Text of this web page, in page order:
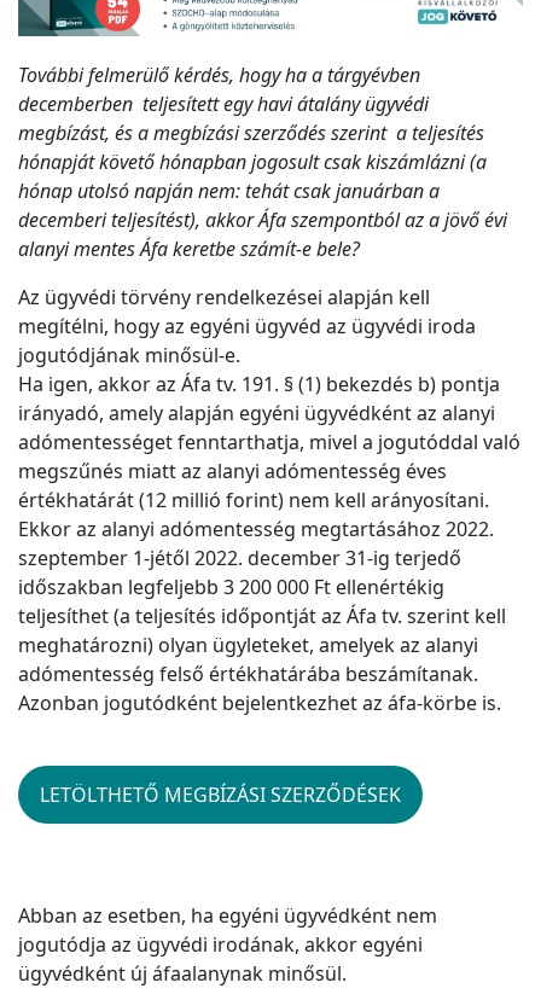
További felmerülő kérdés, hogy ha a tárgyévben
decemberben teljesített egy havi átalány ügyvédi
megbízást, és a megbízási szerződés szerint a teljesítés
hónapját követő hónapban jogosult csak kiszámlázni (a
hónap utolsó napján nem: tehát csak januárban a
decemberi teljesítést), akkor Áfa szempontból az a jövő évi
alanyi mentes Áfa keretbe számít-e bele?
Az ügyvédi törvény rendelkezései alapján kell
megítélni, hogy az egyéni ügyvéd az ügyvédi iroda
jogutódjának minősül-e.
Ha igen, akkor az Áfa tv. 191. § (1) bekezdés b) pontja
irányadó, amely alapján egyéni ügyvédként az alanyi
adómentességet fenntarthatja, mivel a jogutóddal való
megszűnés miatt az alanyi adómentesség éves
értékhatárát (12 millió forint) nem kell arányosítani.
Ekkor az alanyi adómentesség megtartásához 2022.
szeptember 1-jétől 2022. december 31-ig terjedő
időszakban legfeljebb 3 200 000 Ft ellenértékig
teljesíthet (a teljesítés időpontját az Áfa tv. szerint kell
meghatározni) olyan ügyleteket, amelyek az alanyi
adómentesség felső értékhatárába beszámítanak.
Azonban jogutódként bejelentkezhet az áfa-körbe is.
LETÖLTHETŐ MEGBÍZÁSI SZERZŐDÉSEK
Abban az esetben, ha egyéni ügyvédként nem
jogutódja az ügyvédi irodának, akkor egyéni
ügyvédként új áfaalanynak minősül.